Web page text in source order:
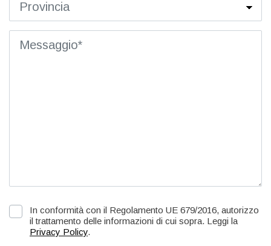
In conformità con il Regolamento UE 679/2016, autorizzo
il trattamento delle informazioni di cui sopra. Leggi la
Privacy Policy.